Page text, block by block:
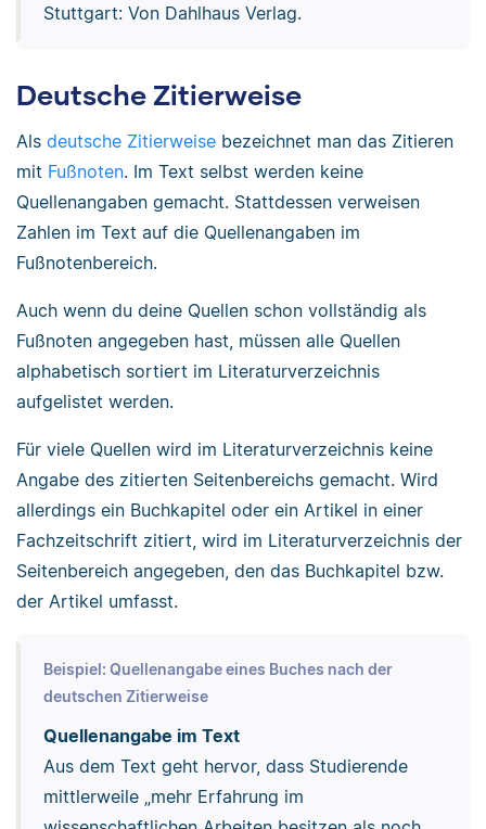
Stuttgart: Von Dahlhaus Verlag.
Deutsche Zitierweise
Als deutsche Zitierweise bezeichnet man das Zitieren
mit Fußnoten. Im Text selbst werden keine
Quellenangaben gemacht. Stattdessen verweisen
Zahlen im Text auf die Quellenangaben im
Fußnotenbereich.
Auch wenn du deine Quellen schon vollständig als
Fußnoten angegeben hast, müssen alle Quellen
alphabetisch sortiert im Literaturverzeichnis
aufgelistet werden.
Für viele Quellen wird im Literaturverzeichnis keine
Angabe des zitierten Seitenbereichs gemacht. Wird
allerdings ein Buchkapitel oder ein Artikel in einer
Fachzeitschrift zitiert, wird im Literaturverzeichnis der
Seitenbereich angegeben, den das Buchkapitel bzw.
der Artikel umfasst.
Beispiel: Quellenangabe eines Buches nach der
deutschen Zitierweise
Quellenangabe im Text
Aus dem Text geht hervor, dass Studierende
mittlerweile „mehr Erfahrung im